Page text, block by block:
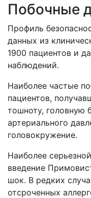
Побочные
Профиль
данных из
1900 пациентов и
наблюдений.
Наиболее частые
пациентов,
тошноту, головную
артериального
головокружение.
Наиболее
введение
шок. В редких
отсроченных